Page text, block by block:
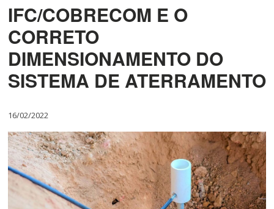
IFC/COBRECOM E O
CORRETO
DIMENSIONAMENTO DO
SISTEMA DE ATERRAMENTO
16/02/2022